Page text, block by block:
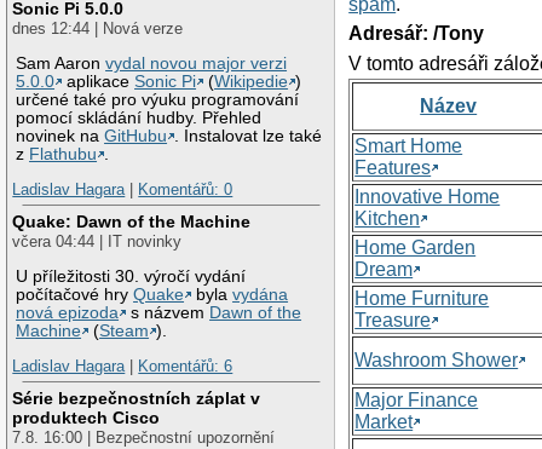
Sonic Pi 5.0.0
dnes 12:44 | Nová verze
Sam Aaronvydal novou major verzi
5.0.0
aplikaceSonic Pi (Wikipedie )
určené také pro výuku programování
pomocí skládání hudby. Přehled
novinek naGitHubu
. Instalovat lze také
z Flathubu
Ladislav Hagara| Komentářů: 0
Quake: Dawn of the Machine
včera 04:44 | IT novinky
U příležitosti 30. výročí vydání
počítačové hryQuake bylavydána
nová epizoda
s názvem Dawn of the
Machine
(Steam ).
Ladislav Hagara| Komentářů: 6
Série bezpečnostních záplat v
produktech Cisco
7.8. 16:00 | Bezpečnostní upozornění
Adresář: /Tony
V tomto adresáři
Název
Smart Home
Features
Innovative Home
Kitchen
Home Garden
Dream
Home Furniture
Treasure
Washroom Shower
Major Finance
Market